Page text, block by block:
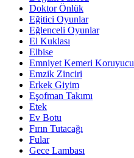
Doktor Önlük
Eğitici Oyunlar
Eğlenceli Oyunlar
El Kuklası
Elbise
Emniyet Kemeri Koruyucu
Emzik Zinciri
Erkek Giyim
Eşofman Takımı
Etek
Ev Botu
Fırın Tutacağı
Fular
Gece Lambası